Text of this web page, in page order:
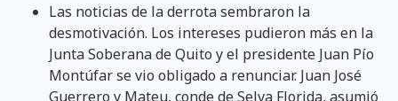
Las noticias de la derrota sembraron la
desmotivación. Los intereses pudieron más en la
Junta Soberana de Quito y el presidente Juan Pío
Montúfar se vio obligado a renunciar. Juan José
Guerrero y Mateu, conde de Selva Florida, asumió